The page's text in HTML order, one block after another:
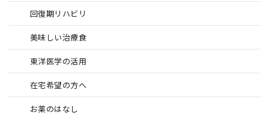
回復期リハビリ
美味しい治療食
東洋医学の活用
在宅希望の方へ
お薬のはなし